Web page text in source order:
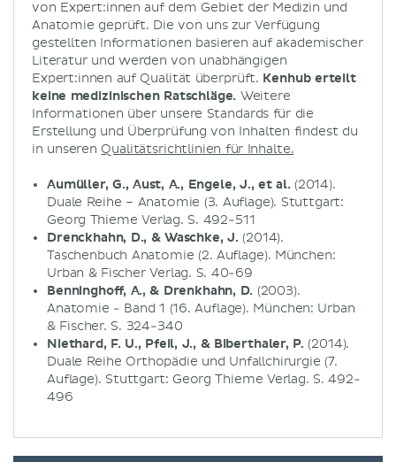
von Expert:innen auf dem Gebiet der Medizin und
Anatomie geprüft. Die von uns zur Verfügung
gestellten Informationen basieren auf akademischer
Literatur und werden von unabhängigen
Expert:innen auf Qualität überprüft. Kenhub erteilt
keine medizinischen Ratschläge. Weitere
Informationen über unsere Standards für die
Erstellung und Überprüfung von Inhalten findest du
in unseren Qualitätsrichtlinien für Inhalte.
Aumüller, G., Aust, A., Engele, J., et al. (2014).
Duale Reihe – Anatomie (3. Auflage). Stuttgart:
Georg Thieme Verlag. S. 492-511
Drenckhahn, D., & Waschke, J. (2014).
Taschenbuch Anatomie (2. Auflage). München:
Urban & Fischer Verlag. S. 40-69
Benninghoff, A., & Drenkhahn, D. (2003).
Anatomie - Band 1 (16. Auflage). München: Urban
& Fischer. S. 324-340
Niethard, F. U., Pfeil, J., & Biberthaler, P. (2014).
Duale Reihe Orthopädie und Unfallchirurgie (7.
Auflage). Stuttgart: Georg Thieme Verlag. S. 492-
496